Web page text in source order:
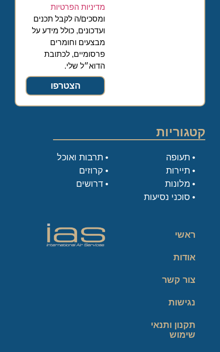
מדיניות הפרטיות
ומסכים/ה לקבל תכנים
ועדכונים, כולל מידע על
מבצעים וחומרים
פרסומיים, לכתובת
הדוא״ל שלי.
הצטרפו
קטגוריות
תעופה
תיירות
מלונות
סוכני נסיעות
תרבות ואוכל
קרוזים
דרושים
ראשי
אודות
צור קשר
נגישות
תקנון ותנאי
שימוש